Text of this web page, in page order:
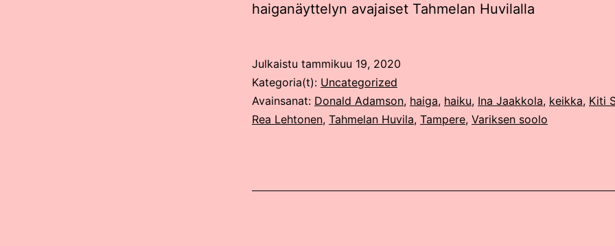
haiganäyttelyn avajaiset Tahmelan Huvilalla
Julkaistu tammikuu 19, 2020
Kategoria(t): Uncategorized
Avainsanat: Donald Adamson, haiga, haiku, Ina Jaakkola, keikka, Kiti
Rea Lehtonen, Tahmelan Huvila, Tampere, Variksen soolo